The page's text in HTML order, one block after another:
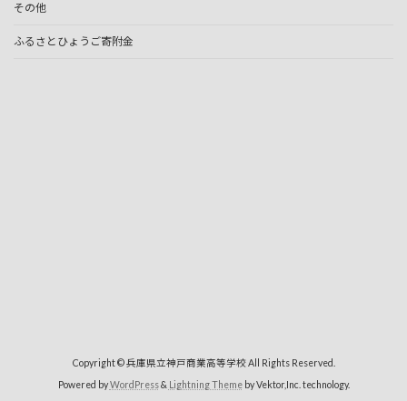
その他
ふるさとひょうご寄附金
Copyright © 兵庫県立神戸商業高等学校 All Rights Reserved.
Powered byWordPress& Lightning Themeby Vektor,Inc. technology.